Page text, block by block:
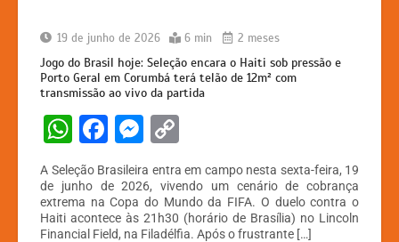
19 de junho de 2026 6 min 2 meses
Jogo do Brasil hoje: Seleção encara o Haiti sob pressão e
Porto Geral em Corumbá terá telão de 12m² com
transmissão ao vivo da partida
W
h
at
s
F
c
e
M
s
s
p
y
A Seleção Brasileira entra em campo nesta sexta-feira, 19
de junho de 2026, vivendo um cenário de cobrança
extrema na Copa do Mundo da FIFA. O duelo contra o
Haiti acontece às 21h30 (horário de Brasília) no Lincoln
Financial Field, na Filadélfia. Após o frustrante […]